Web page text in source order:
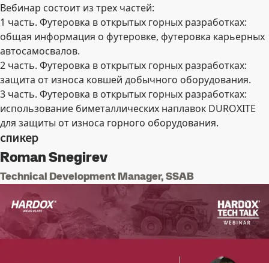
Вебинар состоит из трех частей:
1 часть. Футеровка в открытых горных разработках:
общая информация о футеровке, футеровка карьерных
автосамосвалов.
2 часть. Футеровка в открытых горных разработках:
защита от износа ковшей добычного оборудования.
3 часть. Футеровка в открытых горных разработках:
использование биметаллических наплавок DUROXITE
для защиты от износа горного оборудования.
спикер
Roman Snegirev
Technical Development Manager, SSAB